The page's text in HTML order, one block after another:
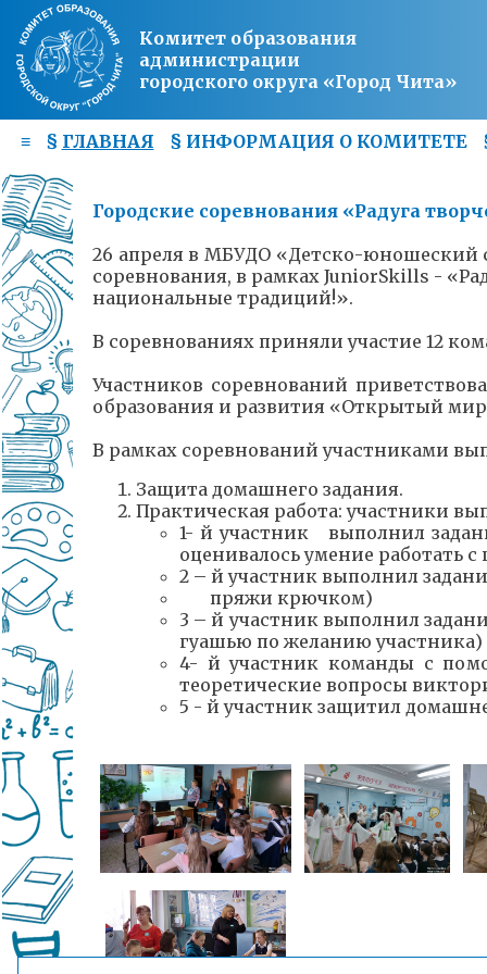
Комитет образования
администрации
городского округа «Город Чита»
≡ § ГЛАВНАЯ § ИНФОРМАЦИЯ О КОМИТЕТЕ
Городские соревнования «Радуга
26 апреля в МБУДО «Детско-юношеский
соревнования, в рамках JuniorSkills -
национальные традиций!».
В соревнованиях приняли участие 12
Участников соревнований
образования и развития «Открытый
В рамках соревнований участниками
Защита домашнего задания.
Практическая работа: участники
1- й участник выполнил
оценивалось умение работать
2 – й участник выполнил
пряжи крючком)
3 – й участник выполнил
гуашью по желанию участника)
4- й участник команды с
теоретические вопросы
5 - й участник защитил